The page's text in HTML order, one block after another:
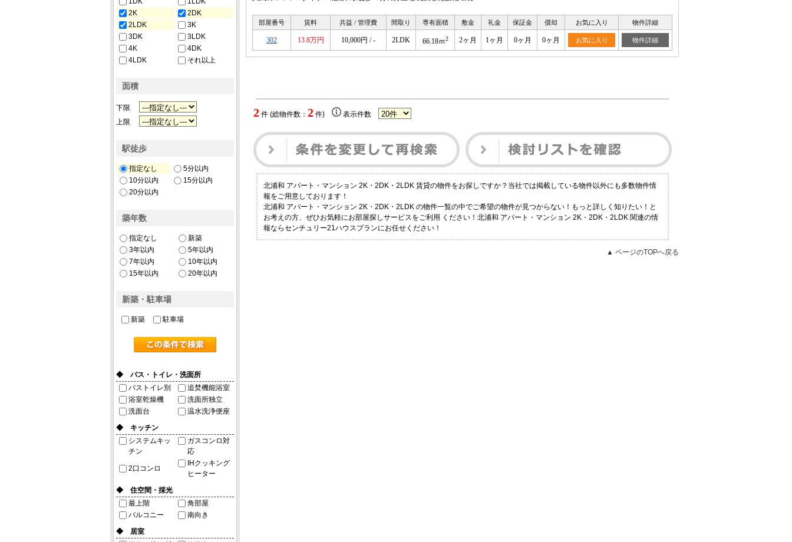
部屋番号 賃料 共益 / 管理費 間取り 専有面積 敷金 礼金 保証金 償却 お気に入り 物件詳細
302 13.8万円 10,000円 / - 2LDK 66.18ｍ2 2ヶ月 1ヶ月 0ヶ月 0ヶ月 お気に入り 物件詳細
2件 (総物件数： 2件) 表示件数
北浦和 アパート・マンション 2K・2DK・2LDK 賃貸の物件をお探しですか？当社では掲載している物件以外にも多数物件情
報をご用意しております！
北浦和 アパート・マンション 2K・2DK・2LDK の物件一覧の中でご希望の物件が見つからない！もっと詳しく知りたい！と
お考えの方、ぜひお気軽にお部屋探しサービスをご利用 ください！北浦和 アパート・マンション 2K・2DK・2LDK 関連の情
報ならセンチュリー21ハウスプランにお任せください！
▲ ページのTOPへ戻る
2K
2DK
2LDK
3K
3DK
3LDK
4K
4DK
4LDK
それ以上
面積
下限
上限
駅徒歩
指定なし
5分以内
10分以内
15分以内
20分以内
築年数
指定なし
新築
3年以内
5年以内
7年以内
10年以内
15年以内
20年以内
新築・駐車場
新築 駐車場
◆ バス・トイレ・洗面所
バストイレ別
追焚機能浴室
浴室乾燥機
洗面所独立
洗面台
温水洗浄便座
◆ キッチン
システムキッ
チン
ガスコンロ対
応
2口コンロ
IHクッキング
ヒーター
◆ 住空間・採光
最上階
角部屋
バルコニー
南向き
◆ 居室